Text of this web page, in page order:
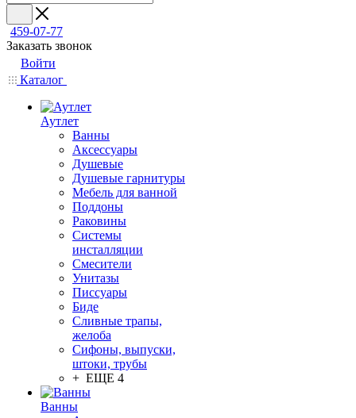
459-07-77
Заказать звонок
Войти
Каталог
Аутлет
Ванны
Аксессуары
Душевые
Душевые гарнитуры
Мебель для ванной
Поддоны
Раковины
Системы
инсталляции
Смесители
Унитазы
Писсуары
Биде
Сливные трапы,
желоба
Сифоны, выпуски,
штоки, трубы
+ ЕЩЕ 4
Ванны